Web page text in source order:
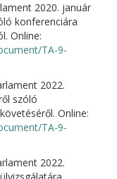
2020. január
konferenciára
Online:
TA-9-
2022.
szóló
Online:
TA-9-
2022.